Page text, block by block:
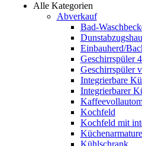
Alle Kategorien
Abverkauf
Bad-
Einbauherd/
Geschirrspüler
Geschirrspüler
Integrierbare
Integrierbarer
Kochfeld
Kochfeld mit
Kühlschrank